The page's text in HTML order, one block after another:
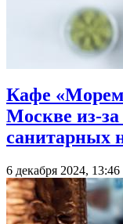
Кафе
Москве из-
санитарных
6 декабря 2024, 13:46